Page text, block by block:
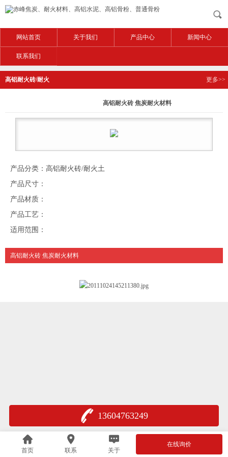
网站首页 关于我们 产品中心 新闻中心
联系我们
高铝耐火砖/耐火 更多>>
高铝耐火砖 焦炭耐火材料
产品分类：高铝耐火砖/耐火土
产品尺寸：
产品材质：
产品工艺：
适用范围：
高铝耐火砖 焦炭耐火材料
13604763249
首页 联系 关于
在线询价